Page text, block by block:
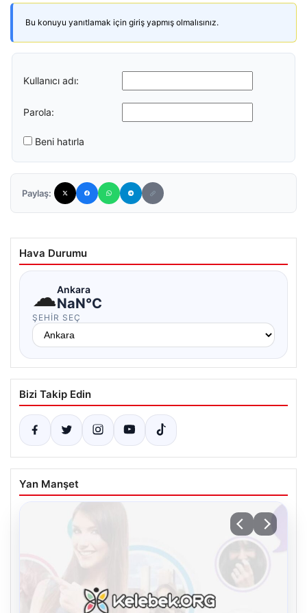
Bu konuyu yanıtlamak için giriş yapmış olmalısınız.
Kullanıcı adı:
Parola:
Beni hatırla
Paylaş:
Hava Durumu
☁Ankara
NaN°C
ŞEHIR SEÇ
Bizi Takip Edin
Yan Manşet